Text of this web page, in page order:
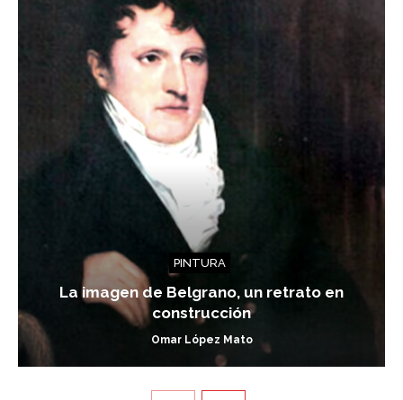
PINTURA
La imagen de Belgrano, un retrato en
construcción
Omar López Mato